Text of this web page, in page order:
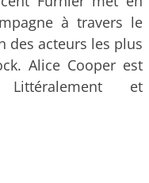
à travers le
des acteurs les plus
Alice Cooper est
et